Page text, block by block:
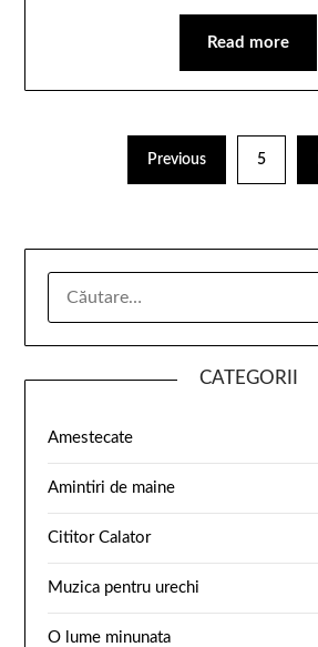
Read more
Previous 5
CATEGORII
Amestecate
Amintiri de maine
Cititor Calator
Muzica pentru urechi
O lume minunata